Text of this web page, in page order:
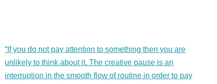
“If you do not pay attention to something then you are
unlikely to think about it. The creative pause is an
interruption in the smooth flow of routine in order to pay